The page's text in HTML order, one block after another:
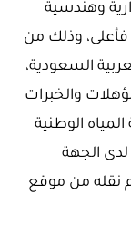
وهندسية
وذلك من
السعودية،
والخبرات
الوطنية
لدى الجهة
نقله من موقع